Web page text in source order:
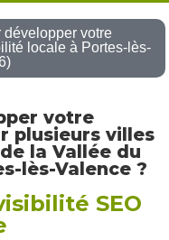
développer votre
locale à Portes-lès-
votre
plusieurs villes
la Vallée du
lès-Valence ?
SEO